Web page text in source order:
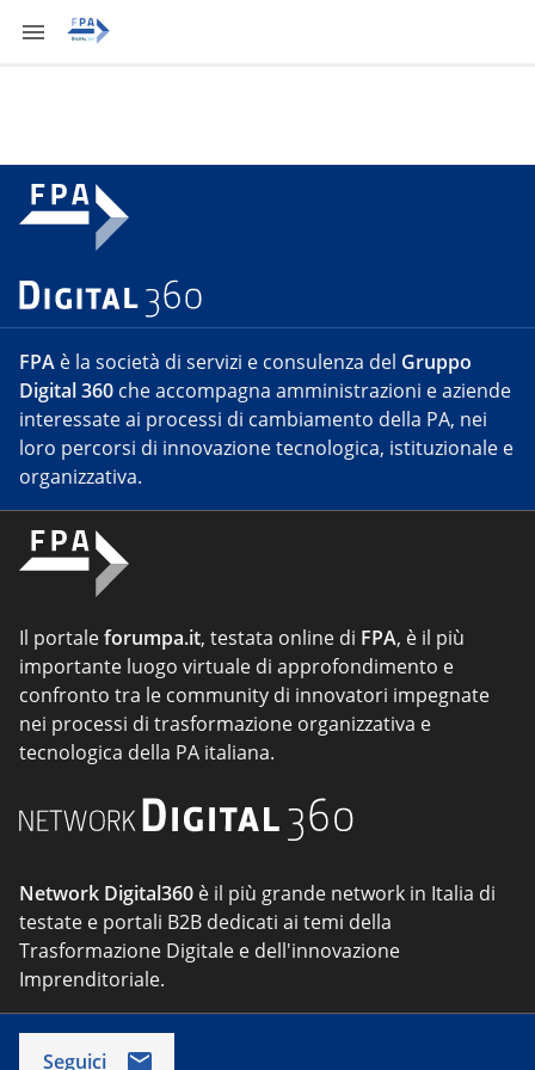
FPA è la società di servizi e consulenza del Gruppo
Digital 360 che accompagna amministrazioni e aziende
interessate ai processi di cambiamento della PA, nei
loro percorsi di innovazione tecnologica, istituzionale e
organizzativa.
Il portaleforumpa.it, testata online di FPA, è il più
importante luogo virtuale di approfondimento e
confronto tra le community di innovatori impegnate
nei processi di trasformazione organizzativa e
tecnologica della PA italiana.
Network Digital360 è il più grande network in Italia di
testate e portali B2B dedicati ai temi della
Trasformazione Digitale e dell'innovazione
Imprenditoriale.
Seguici